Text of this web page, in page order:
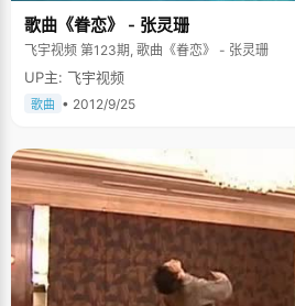
歌曲《眷恋》 - 张灵珊
飞宇视频 第123期, 歌曲《眷恋》 - 张灵珊
UP主: 飞宇视频
歌曲 • 2012/9/25